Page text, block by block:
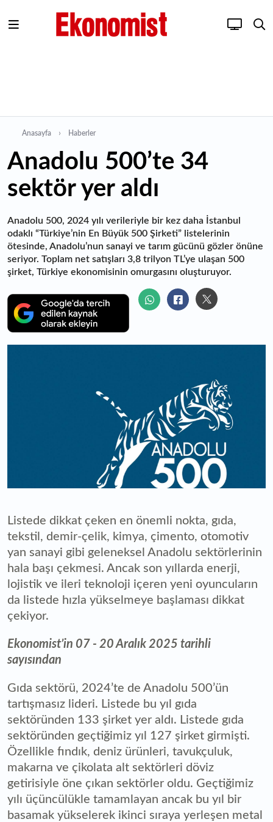
Anasayfa Haberler
Anadolu 500’te 34
sektör yer aldı
Anadolu 500, 2024 yılı verileriyle bir kez daha İstanbul
odaklı “Türkiye’nin En Büyük 500 Şirketi” listelerinin
ötesinde, Anadolu’nun sanayi ve tarım gücünü gözler önüne
seriyor. Toplam net satışları 3,8 trilyon TL’ye ulaşan 500
şirket, Türkiye ekonomisinin omurgasını oluşturuyor.
Listede dikkat çeken en önemli nokta, gıda,
tekstil, demir-çelik, kimya, çimento, otomotiv
yan sanayi gibi geleneksel Anadolu sektörlerinin
hala başı çekmesi. Ancak son yıllarda enerji,
lojistik ve ileri teknoloji içeren yeni oyuncuların
da listede hızla yükselmeye başlaması dikkat
çekiyor.
Ekonomist’in 07 - 20 Aralık 2025 tarihli
sayısından
Gıda sektörü, 2024’te de Anadolu 500’ün
tartışmasız lideri. Listede bu yıl gıda
sektöründen 133 şirket yer aldı. Listede gıda
sektöründen geçtiğimiz yıl 127 şirket girmişti.
Özellikle fındık, deniz ürünleri, tavukçuluk,
makarna ve çikolata alt sektörleri döviz
getirisiyle öne çıkan sektörler oldu. Geçtiğimiz
yılı üçüncülükle tamamlayan ancak bu yıl bir
basamak yükselerek ikinci sıraya yerleşen metal